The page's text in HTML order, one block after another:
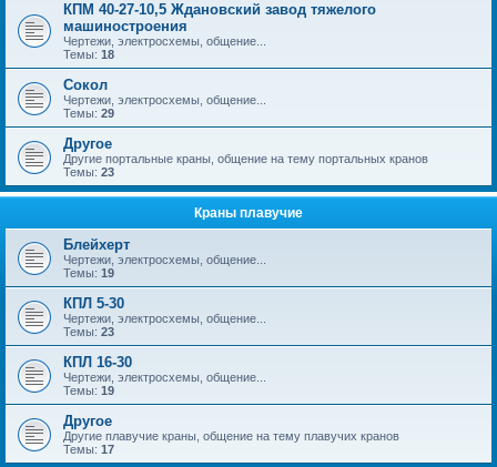
КПМ 40-27-10,5 Ждановский завод тяжелого
машиностроения
Чертежи, электросхемы, общение...
Темы: 18
Сокол
Чертежи, электросхемы, общение...
Темы: 29
Другое
Другие портальные краны, общение на тему портальных кранов
Темы: 23
Краны плавучие
Блейхерт
Чертежи, электросхемы, общение...
Темы: 19
КПЛ 5-30
Чертежи, электросхемы, общение...
Темы: 23
КПЛ 16-30
Чертежи, электросхемы, общение...
Темы: 19
Другое
Другие плавучие краны, общение на тему плавучих кранов
Темы: 17